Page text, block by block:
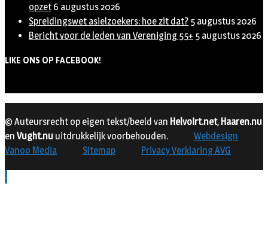
opzet 6 augustus 2026
Spreidingswet asielzoekers: hoe zit dat? 5 augustus 2026
Bericht voor de leden van Vereniging 55+ 5 augustus 2026
LIKE ONS OP FACEBOOK!
© Auteursrecht op eigen tekst/beeld van Helvoirt.net, Haaren.nu
en Vught.nu uitdrukkelijk voorbehouden.
Webdesign
Vanoo Media
Sitemap Privacy Verklaring AVG